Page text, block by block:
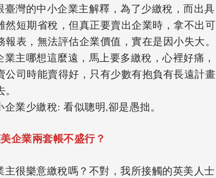
灣的中小企業主解釋，為了少繳稅，而出具
然短期省稅，但真正要賣出企業時，拿不出可
表，無法評估企業價值，實在是因小失大。
主哪想這麼遠，馬上要多繳稅，心裡好痛，
公司時能賣得好，只有少數有抱負有長遠計畫
業少繳稅: 看似聰明,卻是愚拙。
業兩套帳不盛行？
很樂意繳稅嗎？不對，我所接觸的英美人士